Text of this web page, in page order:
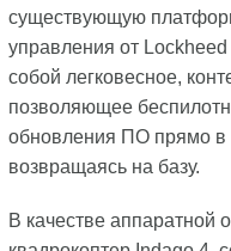
существующую
управления от
собой легковесное,
позволяющее
обновления ПО прямо в
возвращаясь на базу.
В качестве аппаратной